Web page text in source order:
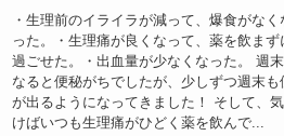
・生理前のイライラが減って、爆食がなく
った。・生理痛が良くなって、薬を飲まず
過ごせた。・出血量が少なくなった。 週
なると便秘がちでしたが、少しずつ週末も
が出るようになってきました！ そして、
けばいつも生理痛がひどく薬を飲んで...